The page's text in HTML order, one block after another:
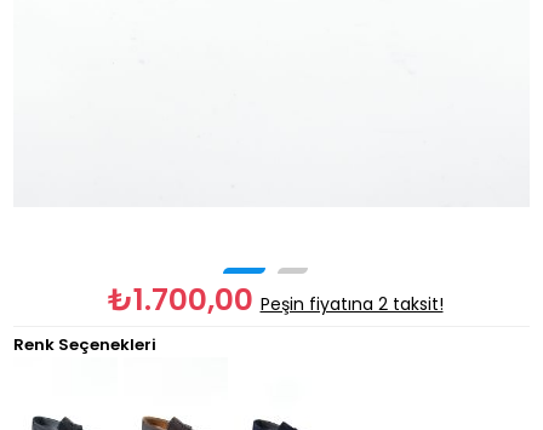
₺1.700,00 Peşin fiyatına 2 taksit!
Renk Seçenekleri